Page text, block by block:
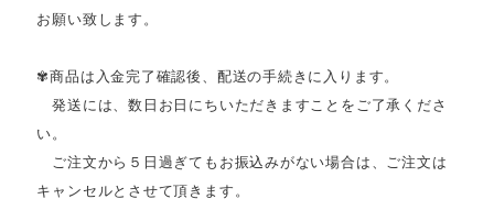
お願い致します。
✾商品は入金完了確認後、配送の手続きに入ります。
発送には、数日お日にちいただきますことをご了承くださ
い。
ご注文から５日過ぎてもお振込みがない場合は、ご注文は
キャンセルとさせて頂きます。